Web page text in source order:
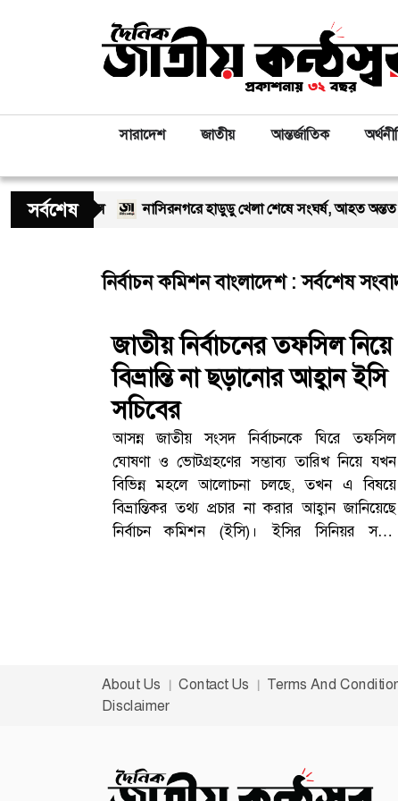
সারাদেশ জাতীয় আন্তর্জাতিক
সর্বশেষ
দোয়া মাহফিল নাসিরনগরে হাডুডু খেলা শেষে সংঘর্ষ, আহত অন্তত
নির্বাচন কমিশন বাংলাদেশ : সর্বশেষ
জাতীয় নির্বাচনের তফসিল নিয়ে
বিভ্রান্তি না ছড়ানোর আহ্বান ইসি
সচিবের
আসন্ন জাতীয় সংসদ নির্বাচনকে ঘিরে তফসিল
ঘোষণা ও ভোটগ্রহণের সম্ভাব্য তারিখ নিয়ে যখন
বিভিন্ন মহলে আলোচনা চলছে, তখন এ বিষয়ে
বিভ্রান্তিকর তথ্য প্রচার না করার আহ্বান জানিয়েছে
নির্বাচন কমিশন (ইসি)। ইসির সিনিয়র সচিব
নির্বাচনকে ঘিরে চলমান জল্পনা-কল্পনার মধ্যে নতুন
করে আলোচনা শুরু হয়েছে।‘নিজ দায়িত্বে তারিখ
তফসিল ঘোষণার বিষয়ে কমিশন এখনও কোনো
সিদ্ধান্ত নেয়নি। কেউ যদি নির্দিষ্ট কোনো তারিখ
About Us Contact Us Terms And
Disclaimer